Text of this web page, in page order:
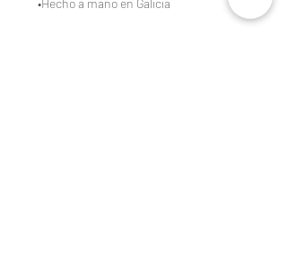
•Hecho a mano en Galicia